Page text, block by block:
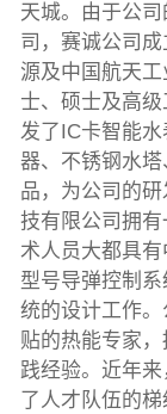
天城。由于公
司，赛诚公司
源及中国航天
士、硕士及高
发了IC卡智能
器、不锈钢水
品，为公司的
技有限公司拥
术人员大都具
型号导弹控制
统的设计工作
贴的热能专家
践经验。近年
了人才队伍的